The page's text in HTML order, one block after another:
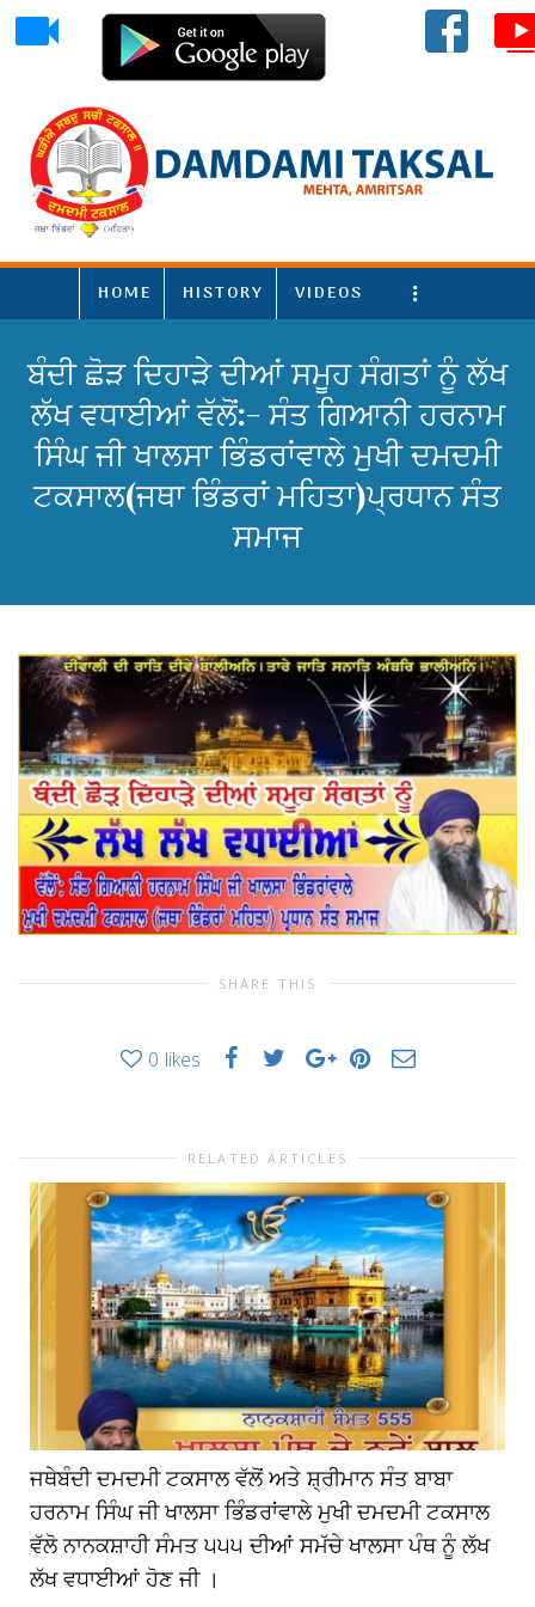
HOME HISTORY VIDEOS More
ਬੰਦੀ ਛੋੜ ਦਿਹਾੜੇ ਦੀਆਂ ਸਮੂਹ ਸੰਗਤਾਂ ਨੂੰ ਲੱਖ
ਲੱਖ ਵਧਾਈਆਂ ਵੱਲੋਂ:- ਸੰਤ ਗਿਆਨੀ ਹਰਨਾਮ
ਸਿੰਘ ਜੀ ਖਾਲਸਾ ਭਿੰਡਰਾਂਵਾਲੇ ਮੁਖੀ ਦਮਦਮੀ
ਟਕਸਾਲ(ਜਥਾ ਭਿੰਡਰਾਂ ਮਹਿਤਾ)ਪ੍ਰਧਾਨ ਸੰਤ
ਸਮਾਜ
SHARE THIS
0 likes
RELATED ARTICLES
ਜਥੇਬੰਦੀ ਦਮਦਮੀ ਟਕਸਾਲ ਵੱਲੋਂ ਅਤੇ ਸ਼੍ਰੀਮਾਨ ਸੰਤ ਬਾਬਾ
ਹਰਨਾਮ ਸਿੰਘ ਜੀ ਖਾਲਸਾ ਭਿੰਡਰਾਂਵਾਲੇ ਮੁਖੀ ਦਮਦਮੀ ਟਕਸਾਲ
ਵੱਲੋ ਨਾਨਕਸ਼ਾਹੀ ਸੰਮਤ ੫੫੫ ਦੀਆਂ ਸਮੱਚੇ ਖਾਲਸਾ ਪੰਥ ਨੂੰ ਲੱਖ
ਲੱਖ ਵਧਾਈਆਂ ਹੋਣ ਜੀ ।